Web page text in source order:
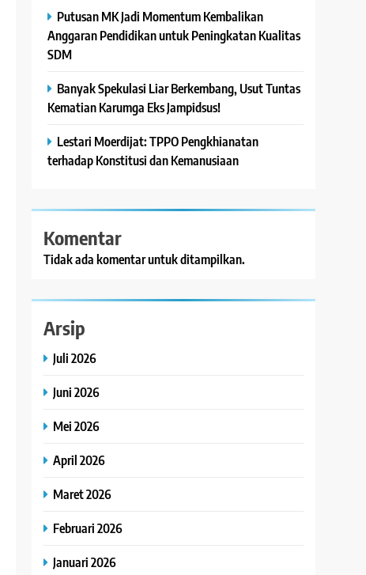
Putusan MK Jadi Momentum Kembalikan
Anggaran Pendidikan untuk Peningkatan Kualitas
SDM
Banyak Spekulasi Liar Berkembang, Usut Tuntas
Kematian Karumga Eks Jampidsus!
Lestari Moerdijat: TPPO Pengkhianatan
terhadap Konstitusi dan Kemanusiaan
Komentar
Tidak ada komentar untuk ditampilkan.
Arsip
Juli 2026
Juni 2026
Mei 2026
April 2026
Maret 2026
Februari 2026
Januari 2026